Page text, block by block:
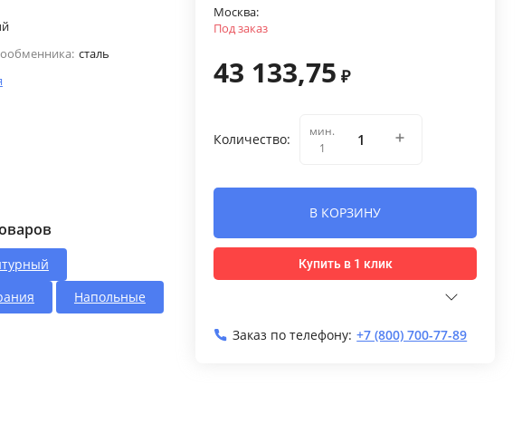
сталь
Напольные
Москва:
Под заказ
43 133,75 ₽
Количество:
мин.
1
В КОРЗИНУ
Купить в 1 клик
Заказ по телефону: +7 (800) 700-77-89